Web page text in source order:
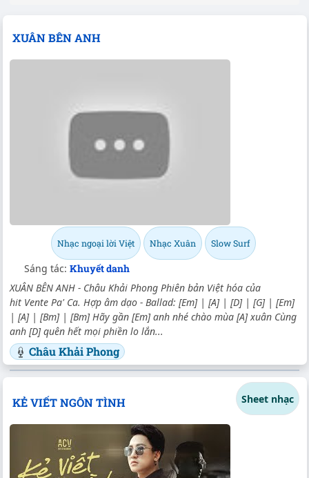
XUÂN BÊN ANH
Nhạc ngoại lời Việt Nhạc Xuân Slow Surf
Sáng tác: Khuyết danh
XUÂN BÊN ANH - Châu Khải Phong Phiên bản Việt hóa của
hit Vente Pa' Ca. Hợp âm dạo - Ballad: [Em] | [A] | [D] | [G] | [Em]
| [A] | [Bm] | [Bm] Hãy gần [Em] anh nhé chào mùa [A] xuân Cùng
anh [D] quên hết mọi phiền lo lắn...
Châu Khải Phong
KẺ VIẾT NGÔN TÌNH Sheet nhạc